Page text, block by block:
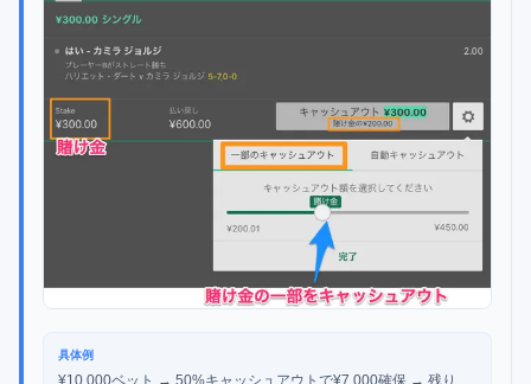
具体例
¥10,000ベット → 50%キャッシュアウトで¥7,000確保 → 残り